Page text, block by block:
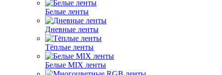
Белые ленты
Дневные ленты
Тёплые ленты
Белые MIX ленты